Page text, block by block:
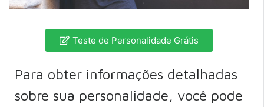
Teste de Personalidade Grátis
Para obter informações detalhadas
sobre sua personalidade, você pode